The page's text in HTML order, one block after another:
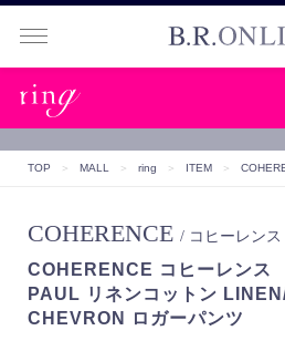
TOP ＞ MALL ＞ ring ＞ ITEM ＞
COHERENCE / コヒーレンス
COHERENCE コヒーレンス
PAUL リネンコットン
CHEVRON ロガーパンツ